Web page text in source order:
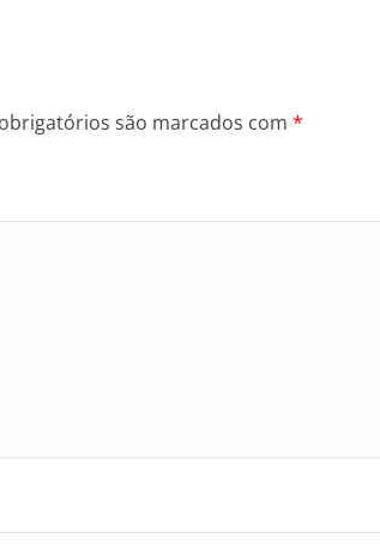
são marcados com *